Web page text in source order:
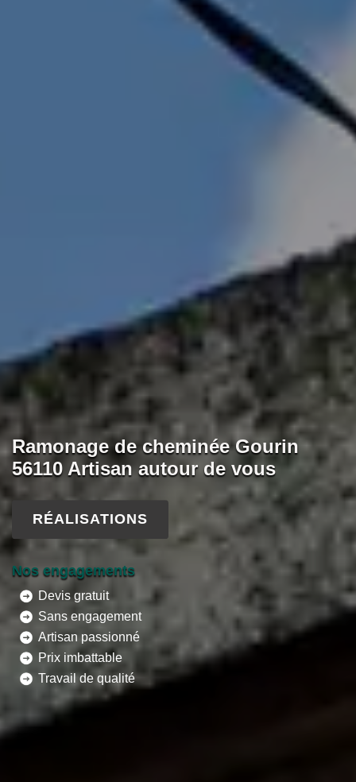
Ramonage de cheminée Gourin
56110 Artisan autour de vous
RÉALISATIONS
Nos engagements
Devis gratuit
Sans engagement
Artisan passionné
Prix imbattable
Travail de qualité